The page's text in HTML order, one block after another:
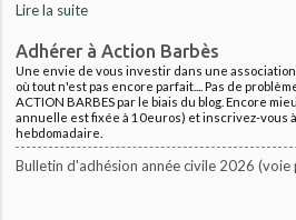
Lire la suite
Adhérer à Action Barbès
Une envie de vous investir dans une
où tout n'est pas encore parfait.... Pas de
ACTION BARBES par le biais du blog. Encore
annuelle est fixée à 10euros) et inscrivez-vous
hebdomadaire.
Bulletin d'adhésion année civile 2026 (voie